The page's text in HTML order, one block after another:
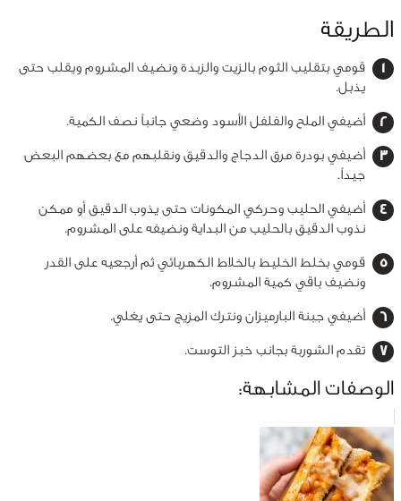
الطريقة
قومي بتقليب الثوم بالزيت والزبدة ونضيف المشروم ويقلب حتى
يذبل.
أضيفي الملح والفلفل الأسود وضعي جانباً نصف الكمية.
أضيفي بودرة مرق الدجاج والدقيق ونقلبهم مع بعضهم البعض
جيداً.
أضيفي الحليب وحركي المكونات حتى يذوب الدقيق أو ممكن
نذوب الدقيق بالحليب من البداية ونضيفه على المشروم.
قومي بخلط الخليط بالخلاط الكهربائي ثم أرجعيه على القدر
ونضيف باقي كمية المشروم.
أضيفي جبنة البارميزان ونترك المزيج حتى يغلي.
تقدم الشوربة بجانب خبز التوست.
الوصفات المشابهة: